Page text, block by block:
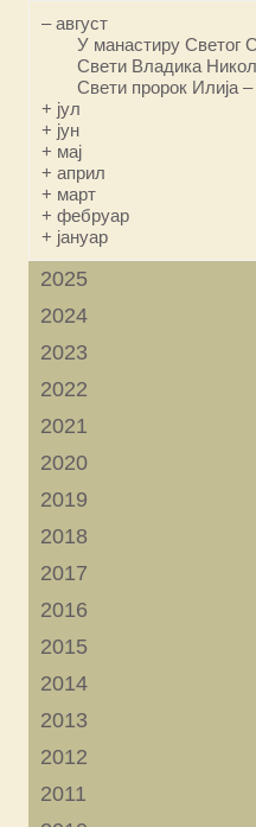
–август
У манастиру Светог
Свети Владика
Свети пророк Илија
+ јул
+ јун
+ мај
+ април
+ март
+ фебруар
+ јануар
2025
2024
2023
2022
2021
2020
2019
2018
2017
2016
2015
2014
2013
2012
2011